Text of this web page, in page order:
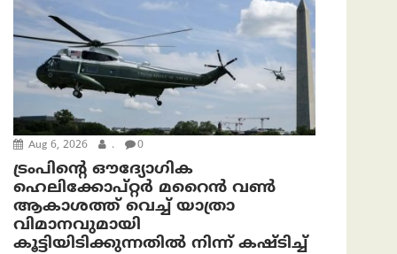
Aug 6, 2026 . 0
ട്രം‌പിന്റെ ഔദ്യോഗിക
ഹെലിക്കോപ്റ്റര്‍ മറൈന്‍ വണ്‍
ആകാശത്ത് വെച്ച് യാത്രാ
വിമാനവുമായി
കൂട്ടിയിടിക്കുന്നതിൽ നിന്ന് കഷ്ടിച്ച്